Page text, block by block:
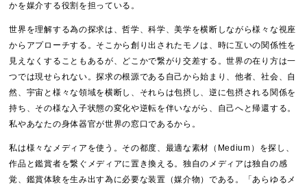
かを媒介する役割を担っている。
世界を理解する為の探求は、哲学、科学、美学を横断しながら様々な視座
からアプローチする。そこから創り出されたモノは、時に互いの関係性を
見えなくすることもあるが、どこかで繋がり交差する。世界の在り方は一
つでは現せられない。探求の根源である自己から始まり、他者、社会、自
然、宇宙と様々な領域を横断し、それらは包摂し、逆に包摂される関係を
持ち、その様な入子状態の変化や逆転を伴いながら、自己へと帰還する。
私やあなたの身体器官が世界の窓口であるから。
私は様々なメディアを使う。その都度、最適な素材（Medium）を探し、
作品と鑑賞者を繋ぐメディアに置き換える。独自のメディアは独自の感
覚、鑑賞体験を生み出す為に必要な装置（媒介物）である。「あらゆるメ